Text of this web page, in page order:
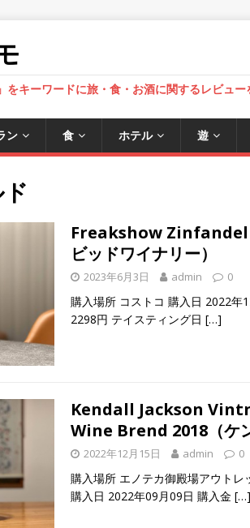
をキーワードに旅・食・お酒に関するレビュ
ン 食 ホテル 遊
Freakshow Zinfandel
ビッドワイナリー）
2023年6月3日 admin 0
購入場所 コストコ 購入日 2022年
2298円 テイスティング日 […]
Kendall Jackson
Wine Brend 2018（ケ
2022年12月15日 admin 0
購入場所 エノテカ御殿場アウトレ
購入日 2022年09月09日 購入金 […]